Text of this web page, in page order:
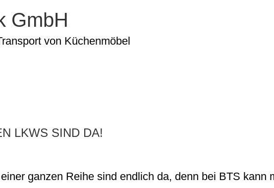
GmbH
von Küchenmöbel
LKWS SIND DA!
ganzen Reihe sind endlich da, denn bei BTS kann